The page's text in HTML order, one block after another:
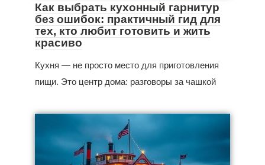
Как выбрать кухонный гарнитур
без ошибок: практичный гид для
тех, кто любит готовить и жить
красиво
Кухня — не просто место для приготовления
пищи. Это центр дома: разговоры за чашкой